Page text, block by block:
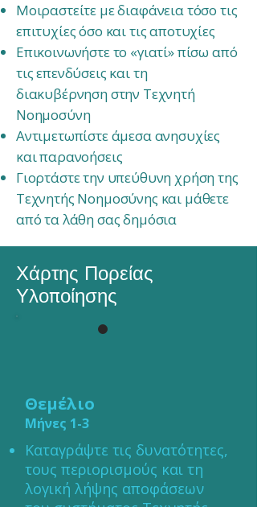
Μοιραστείτε με διαφάνεια τόσο τις
επιτυχίες όσο και τις αποτυχίες
Επικοινωνήστε το «γιατί» πίσω από
τις επενδύσεις και τη
διακυβέρνηση στην Τεχνητή
Νοημοσύνη
Αντιμετωπίστε άμεσα ανησυχίες
και παρανοήσεις
Γιορτάστε την υπεύθυνη χρήση της
Τεχνητής Νοημοσύνης και μάθετε
από τα λάθη σας δημόσια
Χάρτης Πορείας
Υλοποίησης
Θεμέλιο
Μήνες 1-3
Καταγράψτε τις δυνατότητες,
τους περιορισμούς και τη
λογική λήψης αποφάσεων